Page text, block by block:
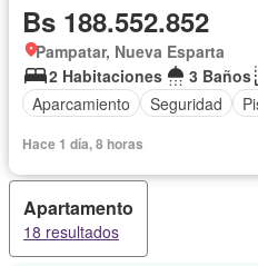
Bs 188.552.852
Pampatar, Nueva Esparta
2 Habitaciones
3 Baños
Aparcamiento
Seguridad
Hace 1 día, 8 horas
Apartamento
18 resultados